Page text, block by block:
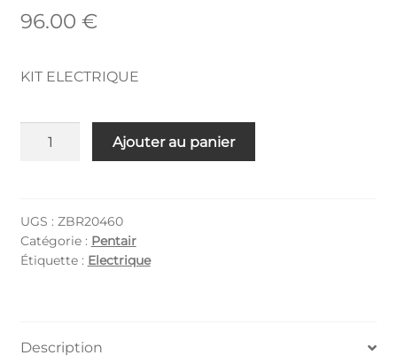
96.00 €
KIT ELECTRIQUE
Ajouter au panier
UGS : ZBR20460
Catégorie : Pentair
Étiquette : Electrique
Description